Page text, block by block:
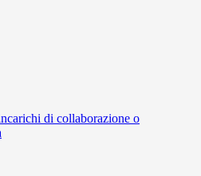
di collaborazione o